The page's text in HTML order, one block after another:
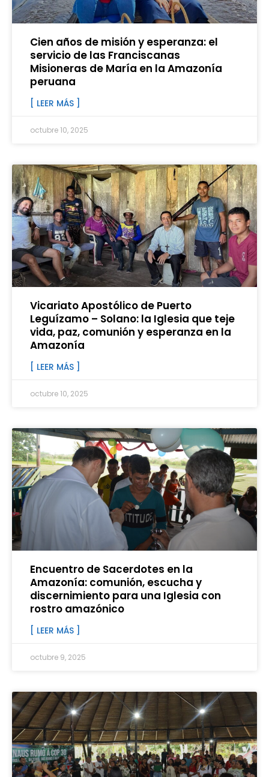
Cien años de misión y esperanza: el
servicio de las Franciscanas
Misioneras de María en la Amazonía
peruana
[ LEER MÁS ]
octubre 10, 2025
Vicariato Apostólico de Puerto
Leguízamo – Solano: la Iglesia que teje
vida, paz, comunión y esperanza en la
Amazonía
[ LEER MÁS ]
octubre 10, 2025
Encuentro de Sacerdotes en la
Amazonía: comunión, escucha y
discernimiento para una Iglesia con
rostro amazónico
[ LEER MÁS ]
octubre 9, 2025